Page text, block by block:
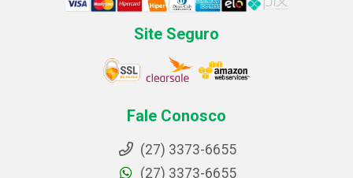
Site Seguro
Fale Conosco
(27) 3373-6655
(27) 3373-6655